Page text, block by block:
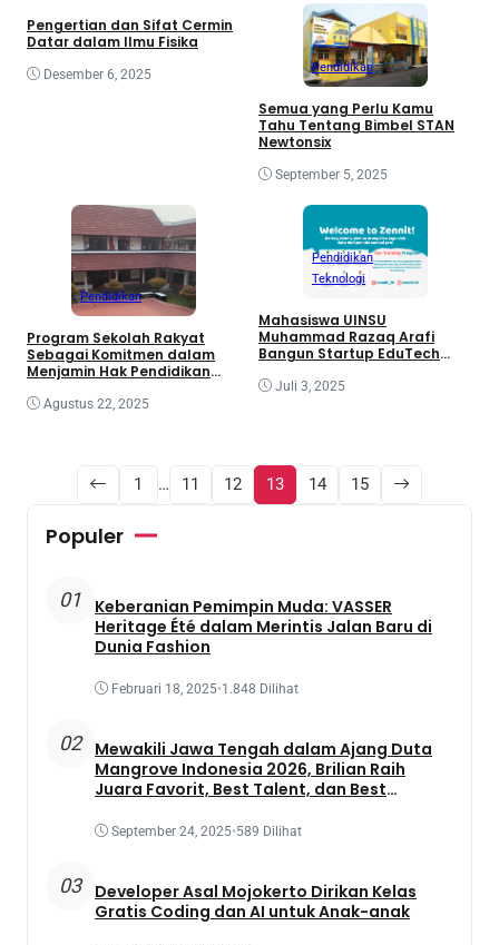
Pengertian dan Sifat Cermin
Datar dalam Ilmu Fisika
Desember 6, 2025 Pendidikan
Semua yang Perlu Kamu
Tahu Tentang Bimbel STAN
Newtonsix
September 5, 2025
Pendidikan
Program Sekolah Rakyat
Sebagai Komitmen dalam
Menjamin Hak Pendidikan
Agustus 22, 2025
Pendidikan
Teknologi
Mahasiswa UINSU
Muhammad Razaq Arafi
Bangun Startup EduTech
Literasi Digital Anak Muda
Juli 3, 2025
1 … 11 12 13 14 15
Populer
01
Keberanian Pemimpin Muda: VASSER
Heritage Été dalam Merintis Jalan Baru di
Dunia Fashion
Februari 18, 2025•1.848 Dilihat
02
Mewakili Jawa Tengah dalam Ajang Duta
Mangrove Indonesia 2026, Brilian Raih
Juara Favorit, Best Talent, dan Best
September 24, 2025•589 Dilihat
03
Developer Asal Mojokerto Dirikan Kelas
Gratis Coding dan AI untuk Anak-anak